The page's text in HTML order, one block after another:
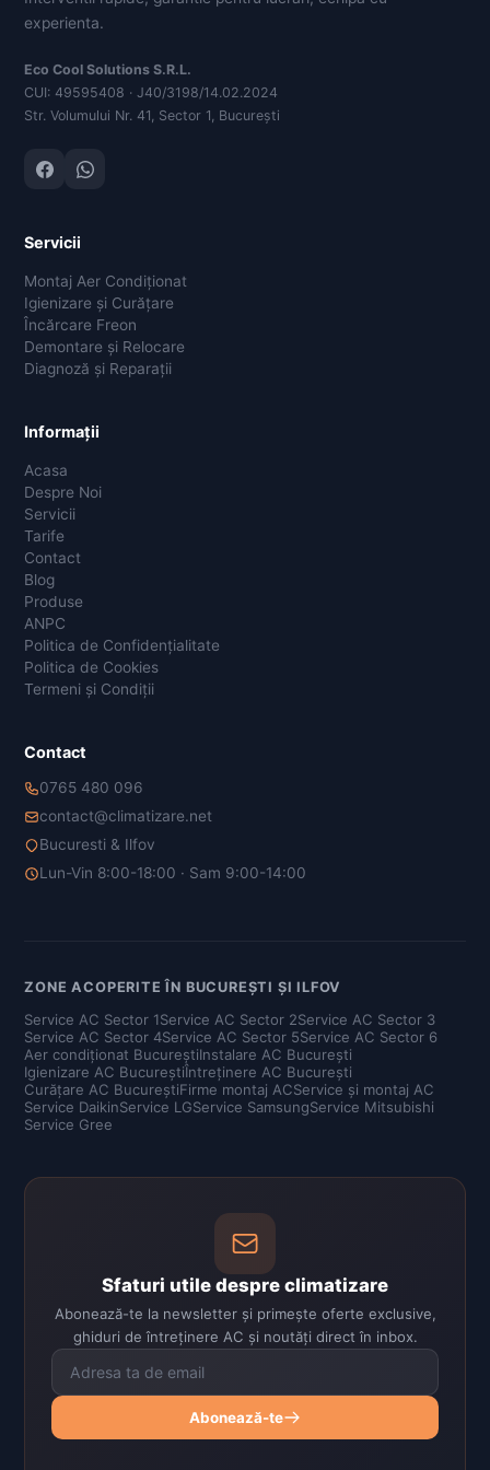
experienta.
Eco Cool Solutions S.R.L.
CUI: 49595408 · J40/3198/14.02.2024
Str. Volumului Nr. 41, Sector 1, București
Servicii
Montaj Aer Condiționat
Igienizare și Curățare
Încărcare Freon
Demontare și Relocare
Diagnoză și Reparații
Informații
Acasa
Despre Noi
Servicii
Tarife
Contact
Blog
Produse
ANPC
Politica de Confidențialitate
Politica de Cookies
Termeni și Condiții
Contact
0765 480 096
contact@climatizare.net
Bucuresti & Ilfov
Lun-Vin 8:00-18:00 · Sam 9:00-14:00
ZONE ACOPERITE ÎN BUCUREȘTI ȘI ILFOV
Service AC Sector 1Service AC Sector 2Service AC Sector 3
Service AC Sector 4Service AC Sector 5Service AC Sector 6
Aer condiționat BucureștiInstalare AC București
Igienizare AC BucureștiÎntreținere AC București
Curățare AC BucureștiFirme montaj ACService și montaj AC
Service DaikinService LGService SamsungService Mitsubishi
Service Gree
Sfaturi utile despre climatizare
Abonează-te la newsletter și primește oferte exclusive,
ghiduri de întreținere AC și noutăți direct în inbox.
Abonează-te